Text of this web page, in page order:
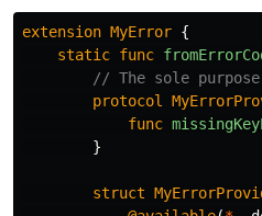
extension MyError {
static func
// The sole
protocol
func
}
struct